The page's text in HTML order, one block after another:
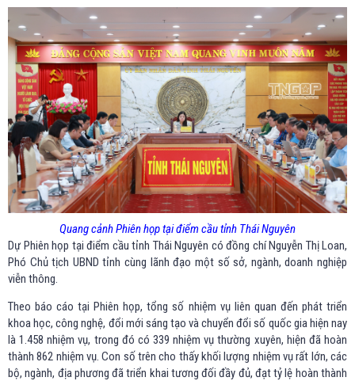
Quang cảnh Phiên họp tại điểm cầu tỉnh Thái Nguyên
Dự Phiên họp tại điểm cầu tỉnh Thái Nguyên có đồng chí Nguyễn Thị Loan,
Phó Chủ tịch UBND tỉnh cùng lãnh đạo một số sở, ngành, doanh nghiệp
viễn thông.
Theo báo cáo tại Phiên họp, tổng số nhiệm vụ liên quan đến phát triển
khoa học, công nghệ, đổi mới sáng tạo và chuyển đổi số quốc gia hiện nay
là 1.458 nhiệm vụ, trong đó có 339 nhiệm vụ thường xuyên, hiện đã hoàn
thành 862 nhiệm vụ. Con số trên cho thấy khối lượng nhiệm vụ rất lớn, các
bộ, ngành, địa phương đã triển khai tương đối đầy đủ, đạt tỷ lệ hoàn thành